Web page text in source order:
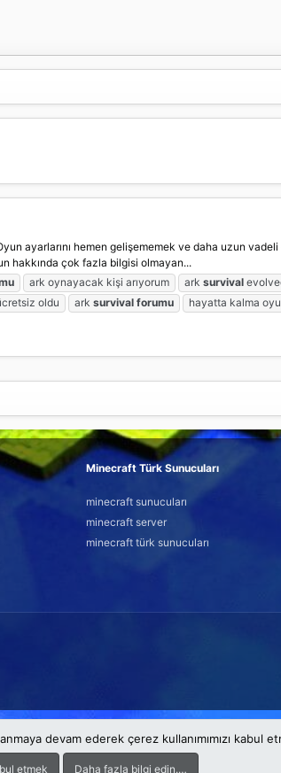
ayarlarını hemen gelişememek ve daha uzun
hakkında çok fazla bilgisi olmayan...
ark oynayacak kişi arıyorum ark survival
oldu ark survival forumu hayatta kalma
Minecraft Türk Sunucuları
minecraft sunucuları
minecraft server
minecraft türk sunucuları
devam ederek çerez kullanımımızı kabul
etmek Daha fazla bilgi edin.…